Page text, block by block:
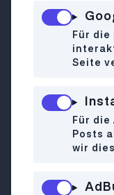
Hippes
Geschmack –
Der Adlerhof
genauso wie
stilvoll, mit
Pflanzen,
sich bis in
Für die
Seite
Für
Posts
wir